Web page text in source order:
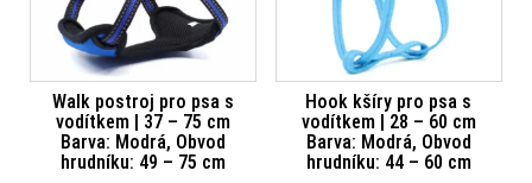
Walk postroj pro psa s
vodítkem | 37 – 75 cm
Barva: Modrá, Obvod
hrudníku: 49 – 75 cm
Hook kšíry pro psa s
vodítkem | 28 – 60 cm
Barva: Modrá, Obvod
hrudníku: 44 – 60 cm